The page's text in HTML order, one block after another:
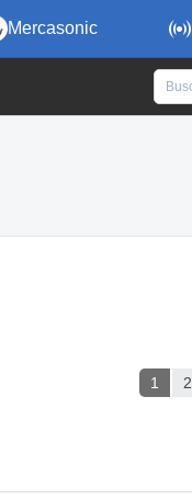

Mercasonic
1 2